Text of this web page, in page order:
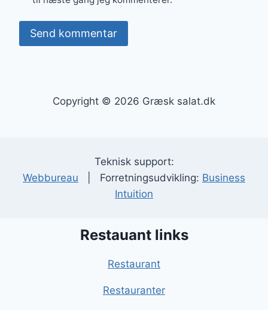
Copyright © 2026 Græsk salat.dk
Teknisk support:
Webbureau | Forretningsudvikling: Business
Intuition
Restauant links
Restaurant
Restauranter